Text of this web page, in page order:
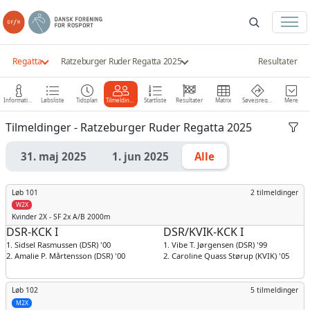
Regatta Ratzeburger Ruder Regatta 2025 Resultater
Information Løbsliste Tidsplan Tilmeldinger Startliste Resultater Matrix Søvejsregler Mere
Tilmeldinger - Ratzeburger Ruder Regatta 2025
31. maj 2025 1. jun 2025 Alle
Løb 101 2 tilmeldinger
W2X
Kvinder 2X - SF 2x A/B 2000m
DSR-KCK I
1. Sidsel Rasmussen (DSR) '00
2. Amalie P. Mårtensson (DSR) '00
DSR/KVIK-KCK I
1. Vibe T. Jørgensen (DSR) '99
2. Caroline Quass Størup (KVIK) '05
Løb 102 5 tilmeldinger
M2X